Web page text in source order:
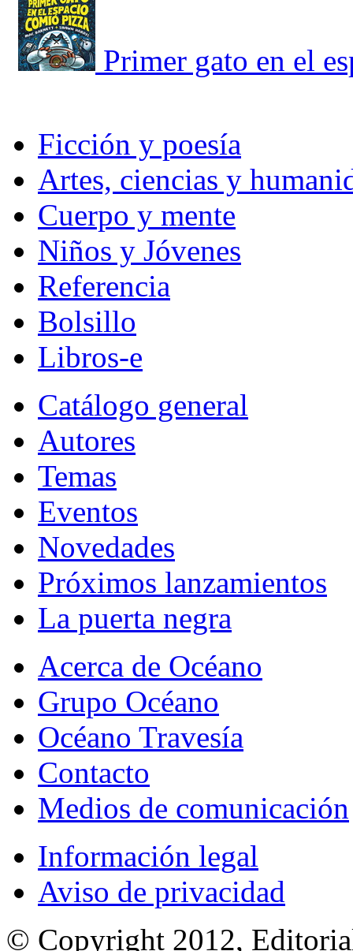
Primer gato en el
Ficción y poesía
Artes, ciencias y
Cuerpo y mente
Niños y Jóvenes
Referencia
Bolsillo
Libros-e
Catálogo general
Autores
Temas
Eventos
Novedades
Próximos lanzamientos
La puerta negra
Acerca de Océano
Grupo Océano
Océano Travesía
Contacto
Medios de comunicación
Información legal
Aviso de privacidad
© Copyright 2012,